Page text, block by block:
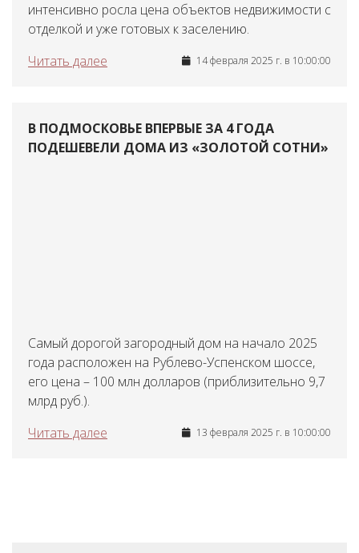
интенсивно росла цена объектов недвижимости с
отделкой и уже готовых к заселению.
Читать далее
14 февраля 2025 г. в 10:00:00
В ПОДМОСКОВЬЕ ВПЕРВЫЕ ЗА 4 ГОДА
ПОДЕШЕВЕЛИ ДОМА ИЗ «ЗОЛОТОЙ СОТНИ»
Самый дорогой загородный дом на начало 2025
года расположен на Рублево-Успенском шоссе,
его цена – 100 млн долларов (приблизительно 9,7
млрд руб.).
Читать далее
13 февраля 2025 г. в 10:00:00